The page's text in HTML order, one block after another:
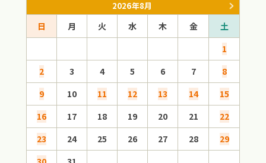
2026年8月
日 月 火 水 木 金
土
1
2
3 4 5 6 7
8
9
10 11 12 13 14
15
16
17 18 19 20 21
22
23
24 25 26 27 28
29